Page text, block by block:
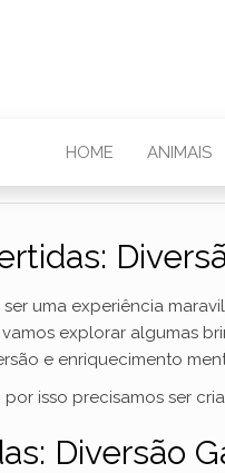
HOME ANIMAIS
uma experiência
explorar algumas
e enriquecimento
, por isso precisamos ser
Diversão